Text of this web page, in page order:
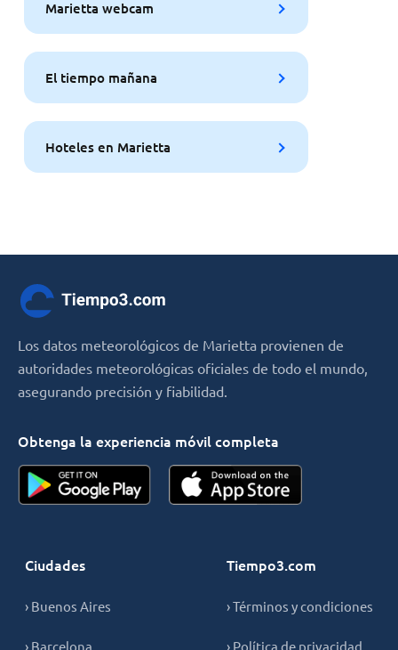
Marietta webcam
El tiempo mañana
Hoteles en Marietta
Los datos meteorológicos de Marietta provienen de
autoridades meteorológicas oficiales de todo el mundo,
asegurando precisión y fiabilidad.
Obtenga la experiencia móvil completa
Ciudades
› Buenos Aires
› Barcelona
Tiempo3.com
› Términos y condiciones
› Política de privacidad